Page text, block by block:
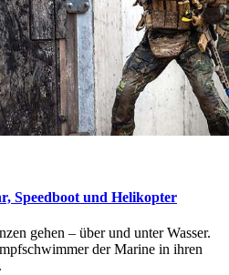
Speedboot und Helikopter
gehen – über und unter Wasser.
der Marine in ihren